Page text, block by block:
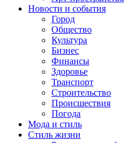
Новости и события
Город
Общество
Культура
Бизнес
Финансы
Здоровье
Транспорт
Строительство
Происшествия
Погода
Мода и стиль
Стиль жизни